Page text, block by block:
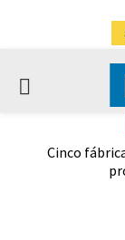
PRIMARY
Cinco